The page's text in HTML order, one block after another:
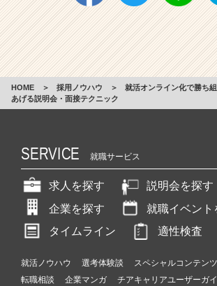
HOME ＞ 採用ノウハウ ＞
就活オンライン化で勝ち
あげる説明会・面接テクニック
SERVICE 就職サービス
求人を探す
説明会を探す
企業を探す
就職イベント
タイムライン
適性検査
就活ノウハウ 選考体験談 スペシャルコンテンツ
転職相談
企業マンガ チアキャリアユーザーガ